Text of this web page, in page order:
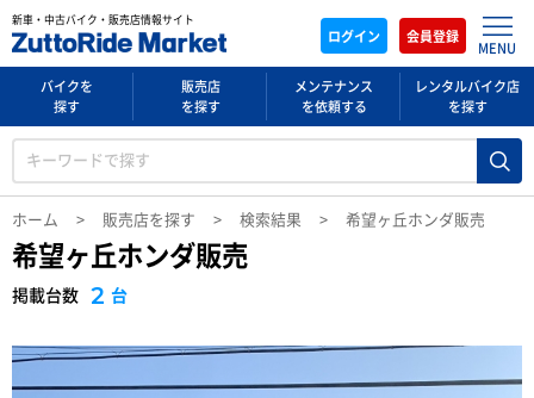
新車・中古バイク・販売店情報サイト
ログイン
会員登録
MENU
バイクを
探す
販売店
を探す
メンテナンス
を依頼する
レンタルバイク店
を探す
ホーム 販売店を探す 検索結果 希望ヶ丘ホンダ販売
希望ヶ丘ホンダ販売
掲載台数 2 台